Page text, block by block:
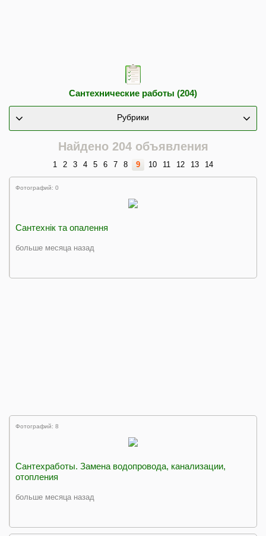
Сантехнические работы (204)
Рубрики
Найдено 204 объявления
1 2 3 4 5 6 7 8 9 10 11 12 13 14
Фотографий: 0
Сантехнік та опалення
больше месяца назад
Фотографий: 8
Сантехработы. Замена водопровода, канализации,
отопления
больше месяца назад